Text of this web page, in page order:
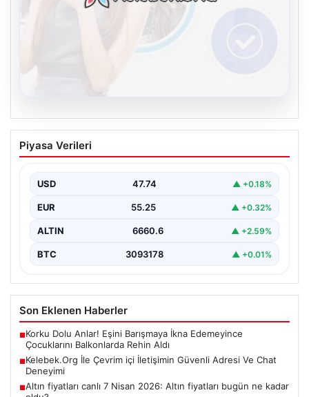
08.08.2026
Kelebek.Org İle Çevrim içi İletişimin
Güvenli Adresi Ve Chat Deneyimi
kurması büyük bir hassasiyet ifade etmektedir.
Güncel…
Piyasa Verileri
USD 47.74 ▲ +0.18%
EUR 55.25 ▲ +0.32%
ALTIN 6660.6 ▲ +2.59%
BTC 3093178 ▲ +0.01%
Son Eklenen Haberler
■Korku Dolu Anlar! Eşini Barışmaya İkna Edemeyince
Çocuklarını Balkonlarda Rehin Aldı
■Kelebek.Org İle Çevrim içi İletişimin Güvenli Adresi Ve Chat
Deneyimi
■Altın fiyatları canlı 7 Nisan 2026: Altın fiyatları bugün ne kadar